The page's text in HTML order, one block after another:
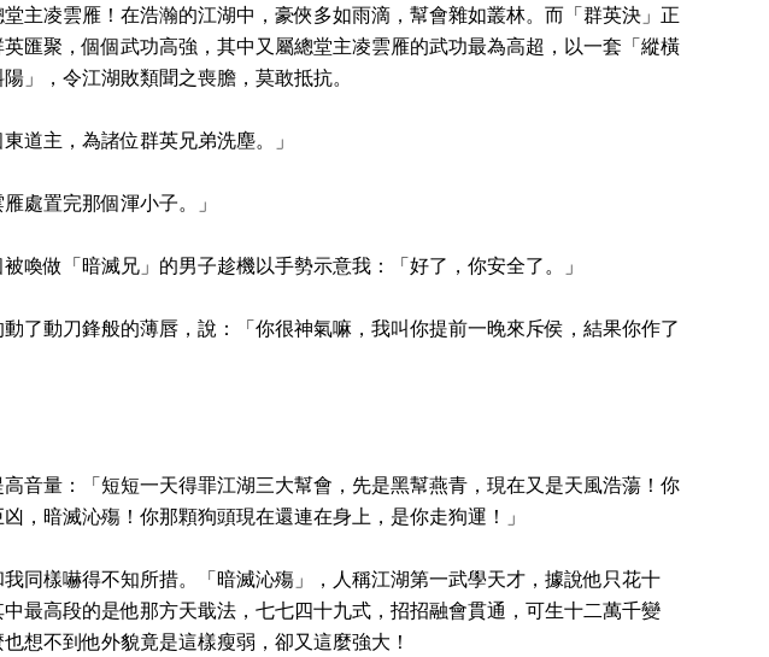
主凌雲雁！在浩瀚的江湖中，豪俠多如雨滴，幫會雜如叢林。而「群英決」正
匯聚，個個武功高強，其中又屬總堂主凌雲雁的武功最為高超，以一套「縱橫
」，令江湖敗類聞之喪膽，莫敢抵抗。
道主，為諸位群英兄弟洗塵。」
處置完那個渾小子。」
喚做「暗滅兄」的男子趁機以手勢示意我：「好了，你安全了。」
了動刀鋒般的薄唇，說：「你很神氣嘛，我叫你提前一晚來斥侯，結果你作了
音量：「短短一天得罪江湖三大幫會，先是黑幫燕青，現在又是天風浩蕩！你
，暗滅沁殤！你那顆狗頭現在還連在身上，是你走狗運！」
同樣嚇得不知所措。「暗滅沁殤」，人稱江湖第一武學天才，據說他只花十
最高段的是他那方天戢法，七七四十九式，招招融會貫通，可生十二萬千變
想不到他外貌竟是這樣瘦弱，卻又這麼強大！